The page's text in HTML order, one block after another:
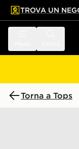
a fondo pagina
TROVA UN
Torna a Tops